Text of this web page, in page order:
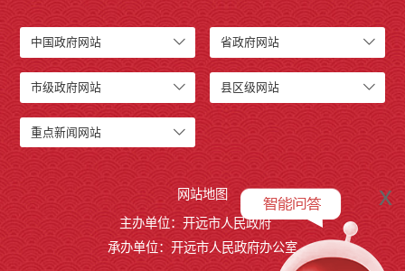
中国农工民主党开远市委员会
中国民主建国会云南省开远市总支部委员会
开远市医疗保障局
开远市融媒体中心
行政事业性收费
公务员管理
中国政府网站 省政府网站
市级政府网站 县区级网站
重点新闻网站
网站地图
主办单位：开远市人民政府
承办单位：开远市人民政府办公室
x